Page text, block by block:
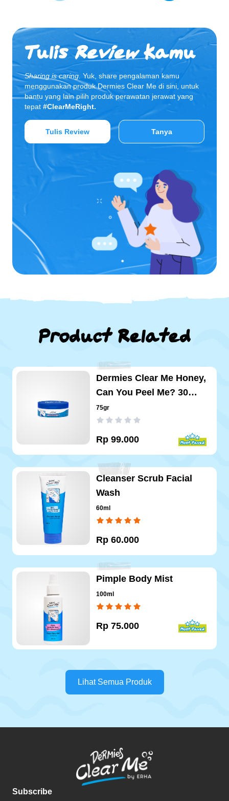
TulisReviewKamu
Sharing is caring . Yuk, share pengalaman kamu
menggunakan produk Dermies Clear Me di sini, untuk
bantu yang lain pilih produk perawatan jerawat yang
tepat #ClearMeRight.
Tulis Review Tanya
Product Related
Dermies Clear Me Honey,
Can You Peel Me? 30
Pads
75gr
Rp 99.000
Cleanser Scrub Facial
Wash
60ml
Rp 60.000
Pimple Body Mist
100ml
Rp 75.000
Lihat Semua Produk
Subscribe